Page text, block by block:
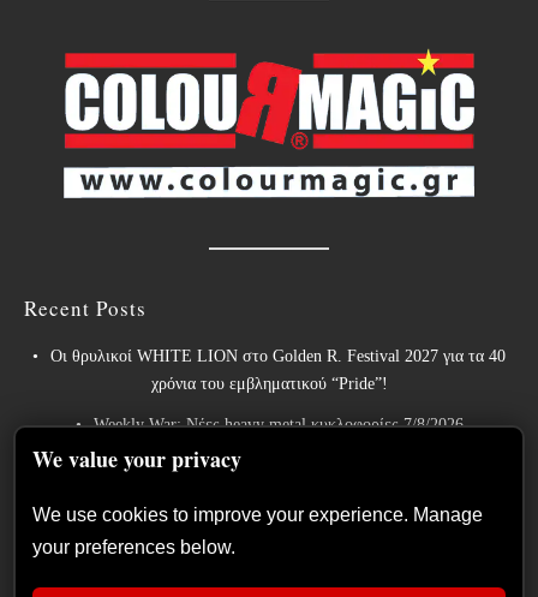
Recent Posts
Οι θρυλικοί WHITE LION στο Golden R. Festival 2027 για τα 40
χρόνια του εμβληματικού “Pride”!
Weekly War: Νέες heavy metal κυκλοφορίες 7/8/2026
Ανταπόκριση: Hills Of Rock 2026, Plovdiv BG – Day 3. Paradise
παρουσιάζουν το ομώνυμο τραγούδι του νέου τους άλμπουμ.
We value your privacy
We use cookies to improve your experience. Manage
your preferences below.